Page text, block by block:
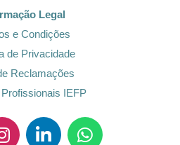
Legal
e Condições
de Privacidade
Reclamações
IEFP